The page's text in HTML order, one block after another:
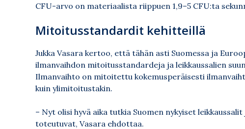
CFU-arvo on materiaalista riippuen 1,9–5 CFU:ta
Mitoitusstandardit kehitteillä
Jukka Vasara kertoo, että tähän asti Suomessa ja
ilmanvaihdon mitoitusstandardeja ja leikkaussalien
Ilmanvaihto on mitoitettu kokemusperäisesti
kuin ylimitoitustakin.
– Nyt olisi hyvä aika tutkia Suomen nykyiset
toteutuvat, Vasara ehdottaa.